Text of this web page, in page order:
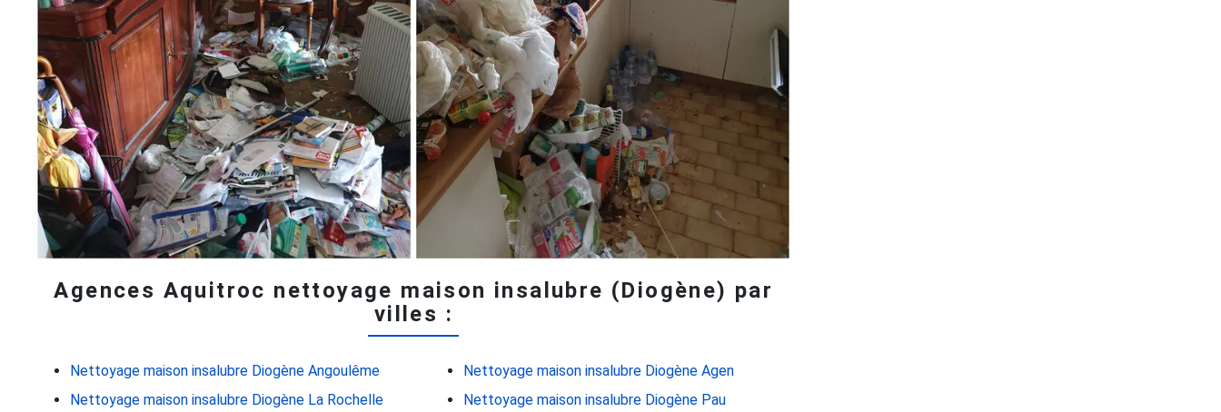
Agences Aquitroc nettoyage maison insalubre (Diogène) par
villes :
Nettoyage maison insalubre Diogène Angoulême
Nettoyage maison insalubre Diogène La Rochelle
Nettoyage maison insalubre Diogène Agen
Nettoyage maison insalubre Diogène Pau